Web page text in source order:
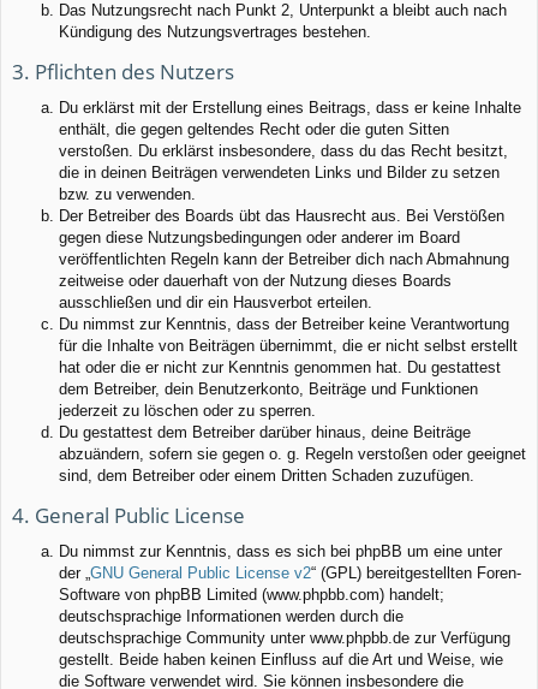
Das Nutzungsrecht nach Punkt 2, Unterpunkt a bleibt auch nach
Kündigung des Nutzungsvertrages bestehen.
3. Pflichten des Nutzers
Du erklärst mit der Erstellung eines Beitrags, dass er keine Inhalte
enthält, die gegen geltendes Recht oder die guten Sitten
verstoßen. Du erklärst insbesondere, dass du das Recht besitzt,
die in deinen Beiträgen verwendeten Links und Bilder zu setzen
bzw. zu verwenden.
Der Betreiber des Boards übt das Hausrecht aus. Bei Verstößen
gegen diese Nutzungsbedingungen oder anderer im Board
veröffentlichten Regeln kann der Betreiber dich nach Abmahnung
zeitweise oder dauerhaft von der Nutzung dieses Boards
ausschließen und dir ein Hausverbot erteilen.
Du nimmst zur Kenntnis, dass der Betreiber keine Verantwortung
für die Inhalte von Beiträgen übernimmt, die er nicht selbst erstellt
hat oder die er nicht zur Kenntnis genommen hat. Du gestattest
dem Betreiber, dein Benutzerkonto, Beiträge und Funktionen
jederzeit zu löschen oder zu sperren.
Du gestattest dem Betreiber darüber hinaus, deine Beiträge
abzuändern, sofern sie gegen o. g. Regeln verstoßen oder geeignet
sind, dem Betreiber oder einem Dritten Schaden zuzufügen.
4. General Public License
Du nimmst zur Kenntnis, dass es sich bei phpBB um eine unter
der „GNU General Public License v2“ (GPL) bereitgestellten Foren-
Software von phpBB Limited (www.phpbb.com) handelt;
deutschsprachige Informationen werden durch die
deutschsprachige Community unter www.phpbb.de zur Verfügung
gestellt. Beide haben keinen Einfluss auf die Art und Weise, wie
die Software verwendet wird. Sie können insbesondere die